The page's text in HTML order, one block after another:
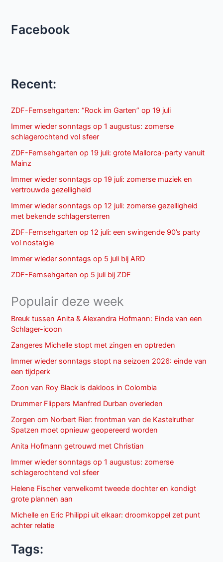
Facebook
Recent:
ZDF-Fernsehgarten: “Rock im Garten” op 19 juli
Immer wieder sonntags op 1 augustus: zomerse
schlagerochtend vol sfeer
ZDF-Fernsehgarten op 19 juli: grote Mallorca-party vanuit
Mainz
Immer wieder sonntags op 19 juli: zomerse muziek en
vertrouwde gezelligheid
Immer wieder sonntags op 12 juli: zomerse gezelligheid
met bekende schlagersterren
ZDF-Fernsehgarten op 12 juli: een swingende 90’s party
vol nostalgie
Immer wieder sonntags op 5 juli bij ARD
ZDF-Fernsehgarten op 5 juli bij ZDF
Populair deze week
Breuk tussen Anita & Alexandra Hofmann: Einde van een
Schlager-icoon
Zangeres Michelle stopt met zingen en optreden
Immer wieder sonntags stopt na seizoen 2026: einde van
een tijdperk
Zoon van Roy Black is dakloos in Colombia
Drummer Flippers Manfred Durban overleden
Zorgen om Norbert Rier: frontman van de Kastelruther
Spatzen moet opnieuw geopereerd worden
Anita Hofmann getrouwd met Christian
Immer wieder sonntags op 1 augustus: zomerse
schlagerochtend vol sfeer
Helene Fischer verwelkomt tweede dochter en kondigt
grote plannen aan
Michelle en Eric Philippi uit elkaar: droomkoppel zet punt
achter relatie
Tags: